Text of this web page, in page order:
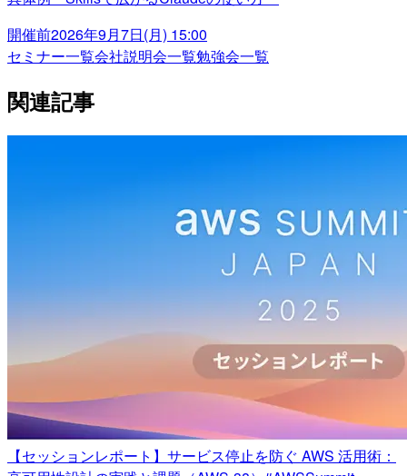
開催前2026年9月7日(月) 15:00
セミナー一覧会社説明会一覧勉強会一覧
関連記事
【セッションレポート】サービス停止を防ぐ AWS 活用術：